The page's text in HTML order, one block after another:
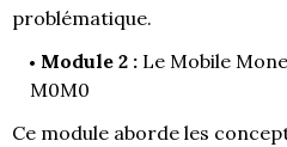
problématique.
Module 2 : Le Mobile
M0M0
Ce module aborde les